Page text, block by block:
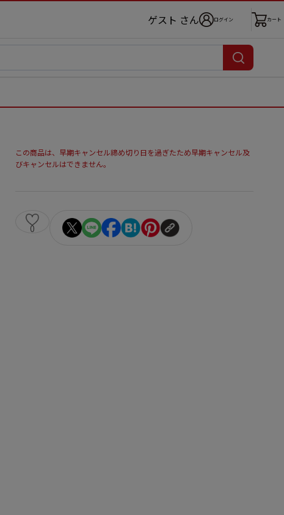
ゲスト さん ログイン カート
この商品は、早期キャンセル締め切り日を過ぎたため早期キャンセル及
びキャンセルはできません。
0